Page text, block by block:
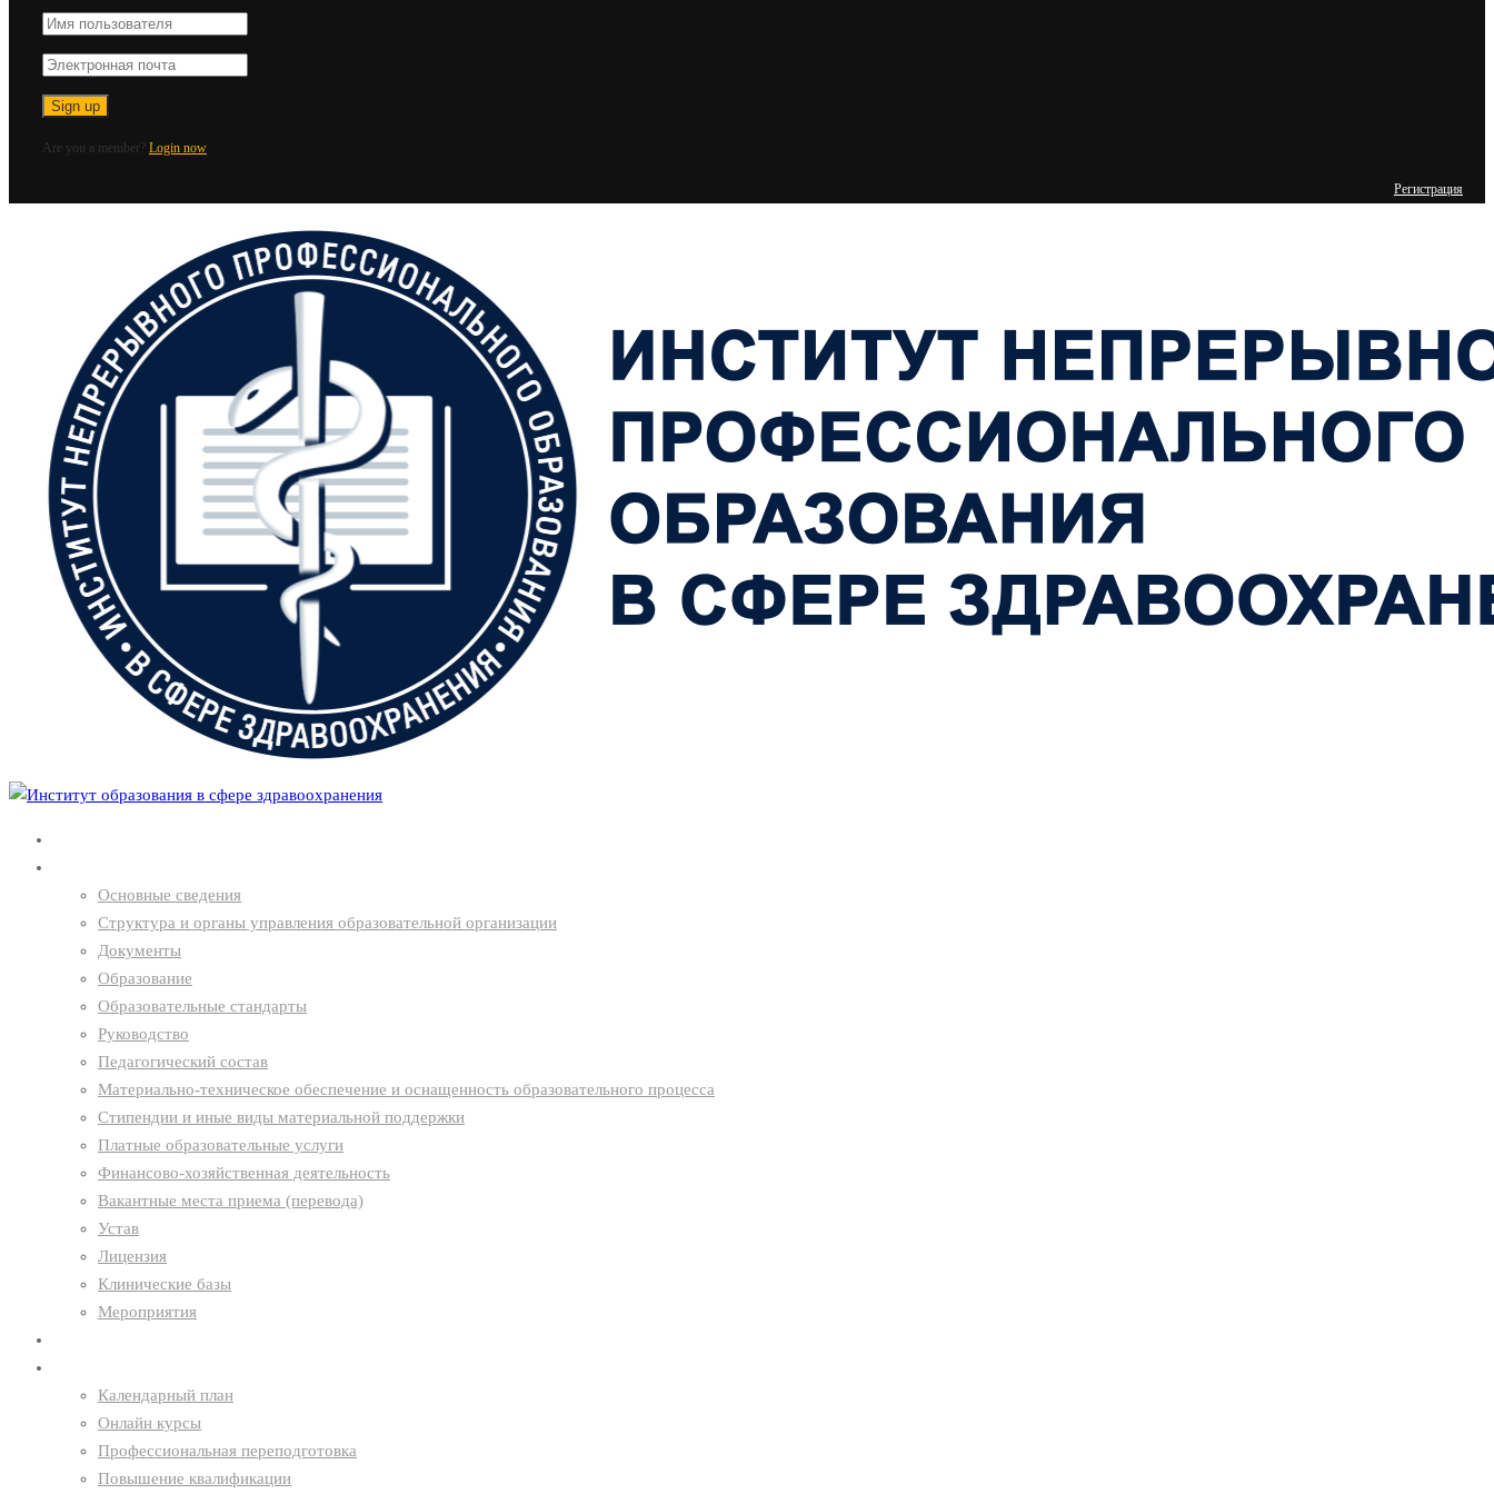
Are you a member? Login now
Регистрация
Основные сведения
Структура и органы управления образовательной организации
Документы
Образование
Образовательные стандарты
Руководство
Педагогический состав
Материально-техническое обеспечение и оснащенность образовательного процесса
Стипендии и иные виды материальной поддержки
Платные образовательные услуги
Финансово-хозяйственная деятельность
Вакантные места приема (перевода)
Устав
Лицензия
Клинические базы
Мероприятия
Календарный план
Онлайн курсы
Профессиональная переподготовка
Повышение квалификации